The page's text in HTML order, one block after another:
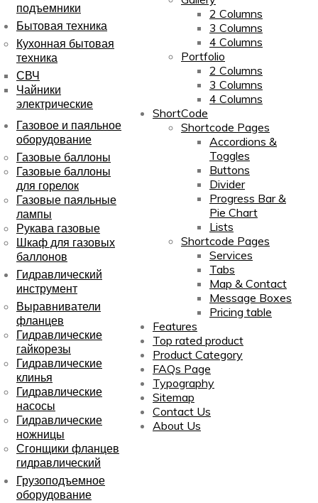
2 Columns
3 Columns
4 Columns
Portfolio
2 Columns
3 Columns
4 Columns
ShortCode
Shortcode Pages
Accordions &
Toggles
Buttons
Divider
Progress Bar &
Pie Chart
Lists
Shortcode Pages
Services
Tabs
Map & Contact
Message Boxes
Pricing table
Features
Top rated product
Product Category
FAQs Page
Typography
Sitemap
Contact Us
About Us
подъемники
Бытовая техника
Кухонная бытовая
техника
СВЧ
Чайники
электрические
Газовое и паяльное
оборудование
Газовые баллоны
Газовые баллоны
для горелок
Газовые паяльные
лампы
Рукава газовые
Шкаф для газовых
баллонов
Гидравлический
инструмент
Выравниватели
фланцев
Гидравлические
гайкорезы
Гидравлические
клинья
Гидравлические
насосы
Гидравлические
ножницы
Сгонщики фланцев
гидравлический
Грузоподъемное
оборудование